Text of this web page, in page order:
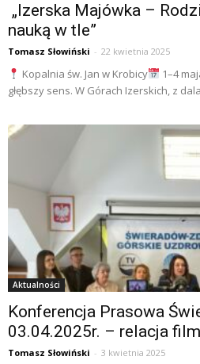
„Izerska Majówka –
nauką w tle”
Tomasz Słowiński - 22 kwietnia 2025
Kopalnia św. Jan w Krobicy
1–4
głębszy sens. W Górach Izerskich, z
Aktualności
Konferencja Prasowa
03.04.2025r. – relacja
Tomasz Słowiński - 3 kwietnia 2025